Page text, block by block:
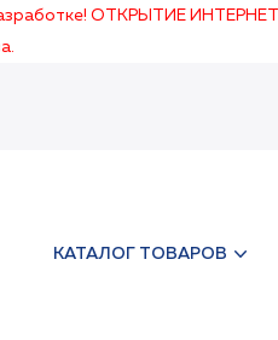
ОТКРЫТИЕ
КАТАЛОГ ТОВАРОВ